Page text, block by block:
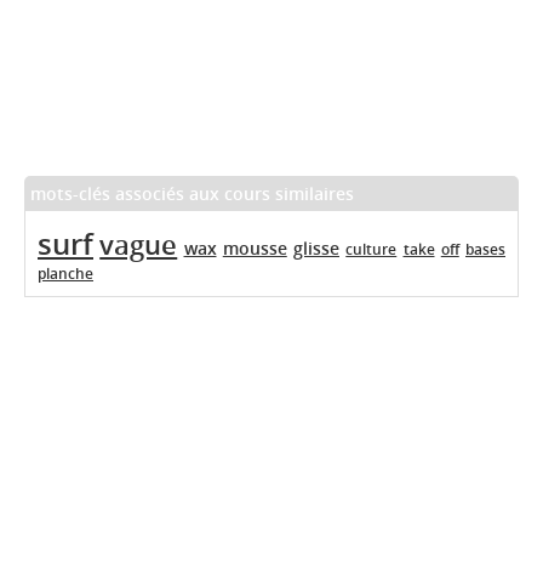
mots-clés associés aux cours similaires
surfvague wax mousse glisse culture take off bases
planche